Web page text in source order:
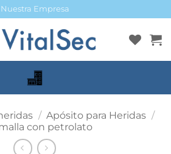
Nuestra Empresa
/ Apósito para Heridas /
con petrolato